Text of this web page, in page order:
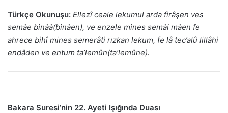
Türkçe Okunuşu: Ellezî ceale lekumul arda firâşen ves
semâe binââ(binâen), ve enzele mines semâi mâen fe
ahrece bihî mines semerâti rızkan lekum, fe lâ tec’alû lillâhi
endâden ve entum ta’lemûn(ta’lemûne).
Bakara Suresi’nin 22. Ayeti Işığında Duası